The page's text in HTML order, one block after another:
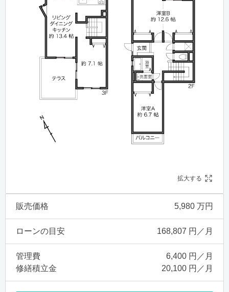
拡大する
販売価格 5,980 万円
ローンの目安 168,807 円／月
管理費
6,400 円／月
修繕積立金
20,100 円／月